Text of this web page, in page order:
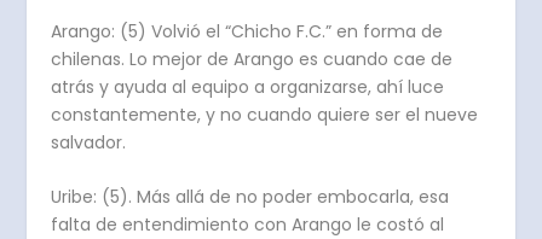
Arango: (5) Volvió el “Chicho F.C.” en forma de
chilenas. Lo mejor de Arango es cuando cae de
atrás y ayuda al equipo a organizarse, ahí luce
constantemente, y no cuando quiere ser el nueve
salvador.
Uribe: (5). Más allá de no poder embocarla, esa
falta de entendimiento con Arango le costó al